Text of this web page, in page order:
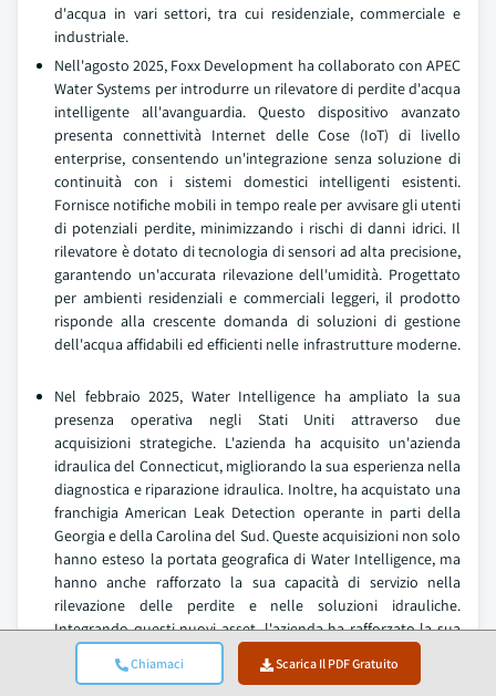
Chiamaci Scarica Il PDF Gratuito
d'acqua in vari settori, tra cui residenziale, commerciale e
industriale.
Nell'agosto 2025, Foxx Development ha collaborato con APEC
Water Systems per introdurre un rilevatore di perdite d'acqua
intelligente all'avanguardia. Questo dispositivo avanzato
presenta connettività Internet delle Cose (IoT) di livello
enterprise, consentendo un'integrazione senza soluzione di
continuità con i sistemi domestici intelligenti esistenti.
Fornisce notifiche mobili in tempo reale per avvisare gli utenti
di potenziali perdite, minimizzando i rischi di danni idrici. Il
rilevatore è dotato di tecnologia di sensori ad alta precisione,
garantendo un'accurata rilevazione dell'umidità. Progettato
per ambienti residenziali e commerciali leggeri, il prodotto
risponde alla crescente domanda di soluzioni di gestione
dell'acqua affidabili ed efficienti nelle infrastrutture moderne.
Nel febbraio 2025, Water Intelligence ha ampliato la sua
presenza operativa negli Stati Uniti attraverso due
acquisizioni strategiche. L'azienda ha acquisito un'azienda
idraulica del Connecticut, migliorando la sua esperienza nella
diagnostica e riparazione idraulica. Inoltre, ha acquistato una
franchigia American Leak Detection operante in parti della
Georgia e della Carolina del Sud. Queste acquisizioni non solo
hanno esteso la portata geografica di Water Intelligence, ma
hanno anche rafforzato la sua capacità di servizio nella
rilevazione delle perdite e nelle soluzioni idrauliche.
Integrando questi nuovi asset, l'azienda ha rafforzato la sua
posizione come attore chiave nel mercato della rilevazione
delle perdite d'acqua e della diagnostica idraulica,